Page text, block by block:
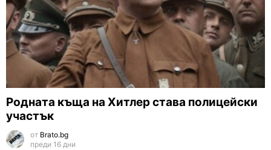
Родната къща на Хитлер става полицейски
участък
от Brato.bg
преди 16 дни